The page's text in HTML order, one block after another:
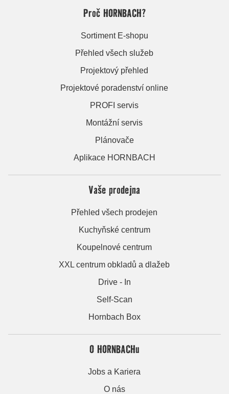
Proč HORNBACH?
Sortiment E-shopu
Přehled všech služeb
Projektový přehled
Projektové poradenství online
PROFI servis
Montážní servis
Plánovače
Aplikace HORNBACH
Vaše prodejna
Přehled všech prodejen
Kuchyňské centrum
Koupelnové centrum
XXL centrum obkladů a dlažeb
Drive - In
Self-Scan
Hornbach Box
O HORNBACHu
Jobs a Kariera
O nás